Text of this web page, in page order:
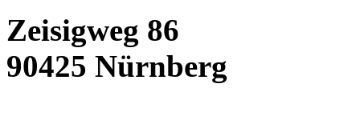
Zeisigweg 86
90425 Nürnberg